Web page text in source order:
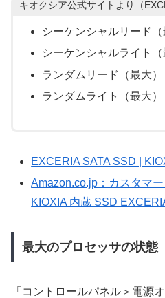
キオクシア公式サイトより（
シーケンシャルリード
シーケンシャルライト
ランダムリード（最大
ランダムライト（最大
EXCERIA SATA SSD |
Amazon.co.jp：カスタマ
KIOXIA 内蔵 SSD
最大のプロセッサの状態
「コントロールパネル＞電源